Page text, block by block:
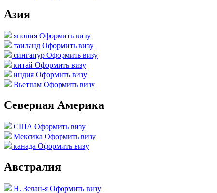
Азия
япония Оформить визу
таиланд Оформить визу
сингапур Оформить визу
китай Оформить визу
индия Оформить визу
Вьетнам Оформить визу
Северная Америка
США Оформить визу
Мексика Оформить визу
канада Оформить визу
Австралия
Н. Зелан-я Оформить визу